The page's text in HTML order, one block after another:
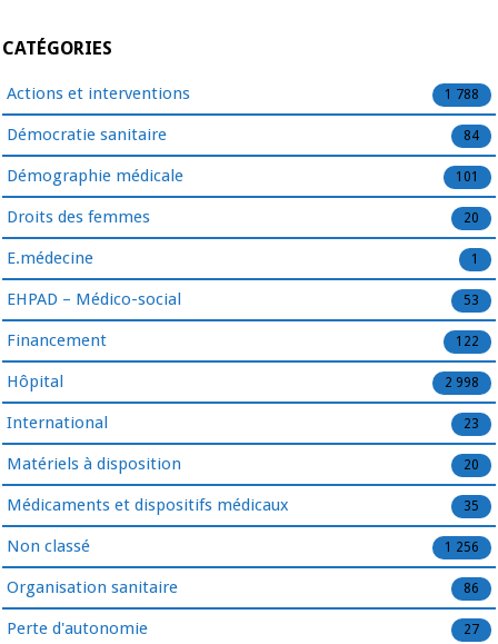
CATÉGORIES
Actions et interventions 1 788
Démocratie sanitaire 84
Démographie médicale 101
Droits des femmes 20
E.médecine 1
EHPAD – Médico-social 53
Financement 122
Hôpital 2 998
International 23
Matériels à disposition 20
Médicaments et dispositifs médicaux 35
Non classé 1 256
Organisation sanitaire 86
Perte d'autonomie 27